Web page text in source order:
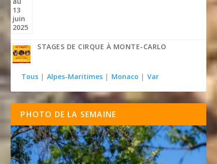
STAGES DE CIRQUE À MONTE-CARLO
Tous | Alpes-Maritimes | Monaco | Var
PHOTO DE LA SEMAINE